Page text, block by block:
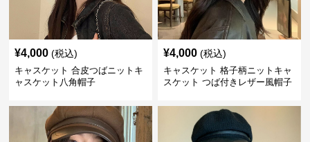
¥4,000 (税込)
キャスケット 合皮つばニットキ
ャスケット八角帽子
¥4,000 (税込)
キャスケット 格子柄ニットキャ
スケット つば付きレザー風帽子